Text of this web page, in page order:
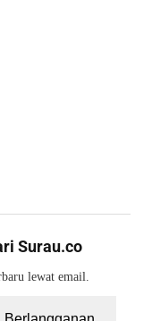
Surau.co
lewat email.